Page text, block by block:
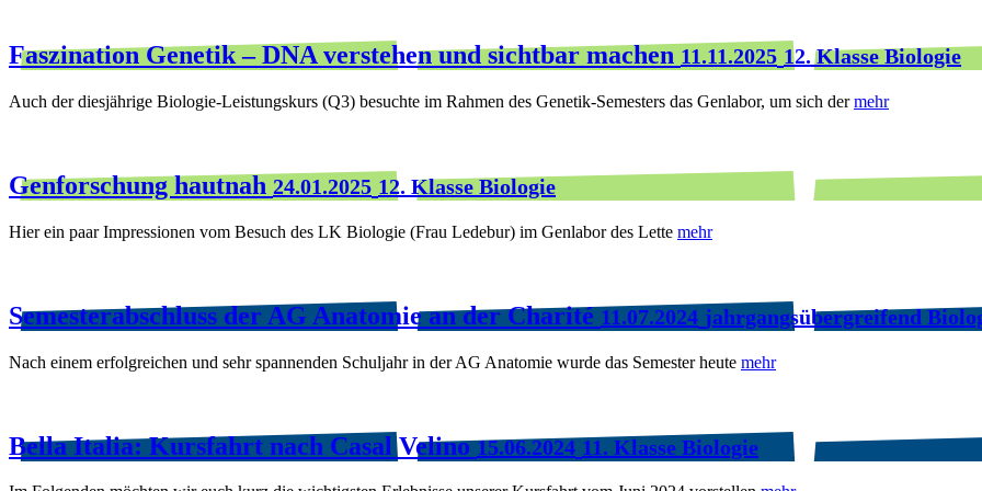
Faszination Genetik – DNA verstehen und sichtbar machen 11.11.2025 12. Klasse Biologie
Auch der diesjährige Biologie-Leistungskurs (Q3) besuchte im Rahmen des Genetik-Semesters das Genlabor, um sich dermehr
Genforschung hautnah 24.01.2025 12. Klasse Biologie
Hier ein paar Impressionen vom Besuch des LK Biologie (Frau Ledebur) im Genlabor des Lette mehr
Semesterabschluss der AG Anatomie an der Charité11.07.2024 jahrgangsübergreifend
Nach einem erfolgreichen und sehr spannenden Schuljahr in der AG Anatomie wurde das Semester heute mehr
Bella Italia: Kursfahrt nach Casal Velino15.06.2024 11. Klasse Biologie